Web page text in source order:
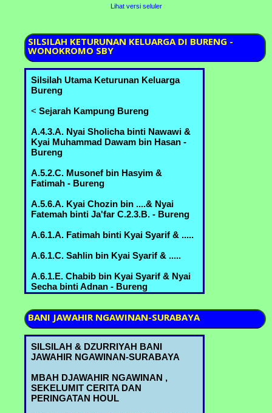
Lihat versi seluler
SILSILAH KETURUNAN KELUARGA DI BURENG -
WONOKROMO SBY
Silsilah Utama Keturunan Keluarga
Bureng
< Sejarah Kampung Bureng
A.4.3.A. Nyai Sholicha binti Nawawi &
Kyai Muhammad Dawam bin Hasan -
Bureng
A.5.2.C. Musonef bin Hasyim &
Fatimah - Bureng
A.5.6.A. Kyai Chozin bin ....& Nyai
Fatemah binti Ja'far C.2.3.B. - Bureng
A.6.1.A. Fatimah binti Kyai Syarif & .....
A.6.1.C. Sahlin bin Kyai Syarif & .....
A.6.1.E. Chabib bin Kyai Syarif & Nyai
Secha binti Adnan - Bureng
A.6.2.A. Nyai Romlah bin Kyai
Abdurrahman & Kyai Abdul Mannan
bin Mustofa B.3.5.B. - Bureng
A.6.2.B. Nyai Hindun bin Kyai
Abdurrahman & Kyai Abbas bin Ahmad
A.6.2.C. Kyai Ridwan bin Kyai
Abdurrahman & Nyai Shofiah binti
BANI JAWAHIR NGAWINAN-SURABAYA
SILSILAH & DZURRIYAH BANI
JAWAHIR NGAWINAN-SURABAYA
MBAH DJAWAHIR NGAWINAN ,
SEKELUMIT CERITA DAN
PERINGATAN HOUL